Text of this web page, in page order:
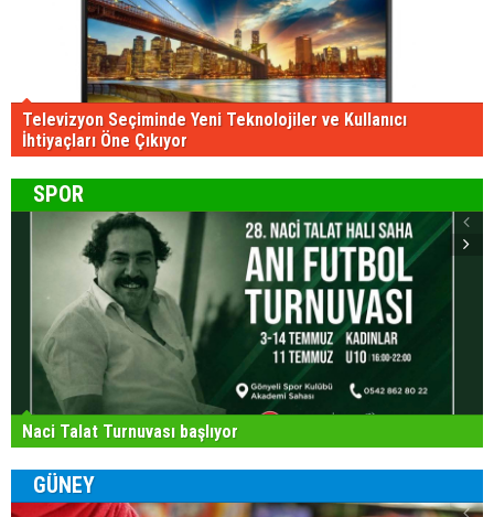
Televizyon Seçiminde Yeni Teknolojiler ve Kullanıcı
İhtiyaçları Öne Çıkıyor
SPOR
Naci Talat Turnuvası başlıyor
GÜNEY